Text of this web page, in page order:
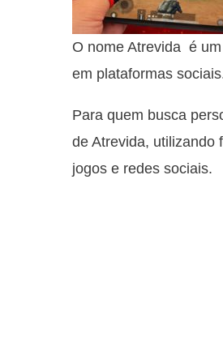
O nome Atrevida é
em plataformas
Para quem busca
de Atrevida, utilizando
jogos e redes sociais.